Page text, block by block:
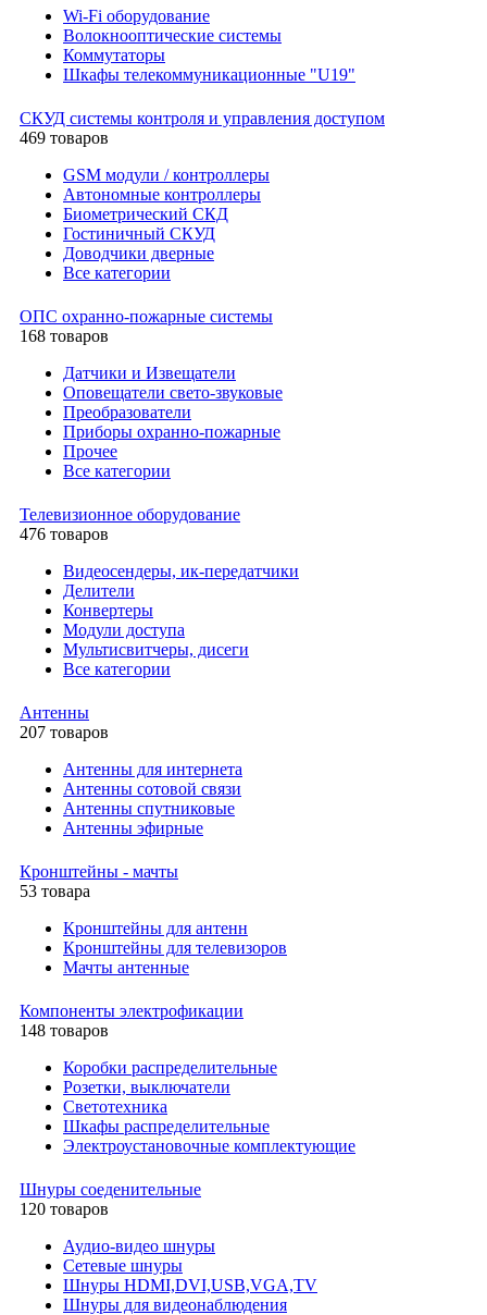
Wi-Fi оборудование
Волокнооптические системы
Коммутаторы
Шкафы телекоммуникационные "U19"
СКУД системы контроля и управления доступом
469 товаров
GSM модули / контроллеры
Автономные контроллеры
Биометрический СКД
Гостиничный СКУД
Доводчики дверные
Все категории
ОПС охранно-пожарные системы
168 товаров
Датчики и Извещатели
Оповещатели свето-звуковые
Преобразователи
Приборы охранно-пожарные
Прочее
Все категории
Телевизионное оборудование
476 товаров
Видеосендеры, ик-передатчики
Делители
Конвертеры
Модули доступа
Мультисвитчеры, дисеги
Все категории
Антенны
207 товаров
Антенны для интернета
Антенны сотовой связи
Антенны спутниковые
Антенны эфирные
Кронштейны - мачты
53 товара
Кронштейны для антенн
Кронштейны для телевизоров
Мачты антенные
Компоненты электрофикации
148 товаров
Коробки распределительные
Розетки, выключатели
Светотехника
Шкафы распределительные
Электроустановочные комплектующие
Шнуры соеденительные
120 товаров
Аудио-видео шнуры
Сетевые шнуры
Шнуры HDMI,DVI,USB,VGA,TV
Шнуры для видеонаблюдения